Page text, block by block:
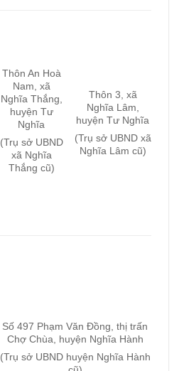
Thôn An Hoà
Nam, xã
Nghĩa Thắng,
huyện Tư
Nghĩa
(Trụ sở UBND
xã Nghĩa
Thắng cũ)
Thôn 3, xã
Nghĩa Lâm,
huyện Tư Nghĩa
(Trụ sở UBND xã
Nghĩa Lâm cũ)
Số 497 Phạm Văn Đồng, thị trấn
Chợ Chùa, huyện Nghĩa Hành
(Trụ sở UBND huyện Nghĩa Hành